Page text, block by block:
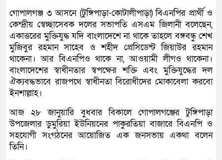
গোপালগঞ্জ ৩ আসনে (টুঙ্গিপাড়া-কোটালীপাড়া) বিএনপির প্রার্থী ও
কেন্দ্রীয় স্বেচ্ছাসেবক দলের সভাপতি এসএম জিলানী বলেছেন,
একাত্তরের মুক্তিযুদ্ধ যদি বাংলাদেশে না থাকে তাহলে বঙ্গবন্ধু শেখ
মুজিবুর রহমান সাহেব ও শহীদ প্রেসিডেন্ট জিয়াউর রহমান
থাকেনা। আর বিএনপিও থাকে না, আওয়ামী লীগও থাকেনা।
বাংলাদেশের স্বাধীনতার স্বপক্ষের শক্তি এবং মুক্তিযুদ্ধের দল
ঐক্যবদ্ধভাবে রাজপথে স্বাধীনতা বিরোধীদের মোকাবেলা করবো
ইনশাল্লাহ।
আজ ২৮ জানুয়ারি বুধবার বিকালে গোপালগঞ্জের টুঙ্গিপাড়া
উপজেলার ডুমুরিয়া ইউনিয়নের পাকুরতিয়া বাজারে বিএনপি ও
সহযোগী সংগঠনের আয়োজিত এক জনসভায় একথা বলেন
তিনি।